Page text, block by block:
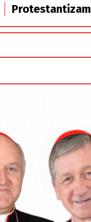
Protestantizam